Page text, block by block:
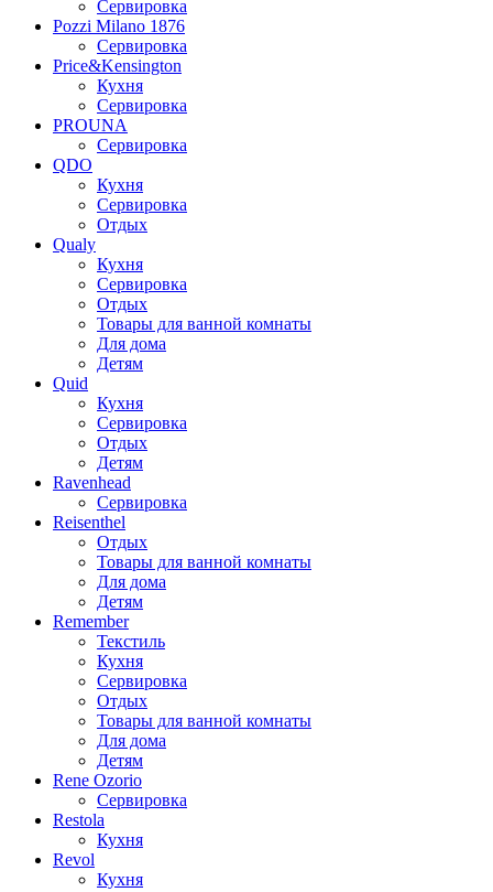
Сервировка
Pozzi Milano 1876
Сервировка
Price&Kensington
Кухня
Сервировка
PROUNA
Сервировка
QDO
Кухня
Сервировка
Отдых
Qualy
Кухня
Сервировка
Отдых
Товары для ванной комнаты
Для дома
Детям
Quid
Кухня
Сервировка
Отдых
Детям
Ravenhead
Сервировка
Reisenthel
Отдых
Товары для ванной комнаты
Для дома
Детям
Remember
Текстиль
Кухня
Сервировка
Отдых
Товары для ванной комнаты
Для дома
Детям
Rene Ozorio
Сервировка
Restola
Кухня
Revol
Кухня